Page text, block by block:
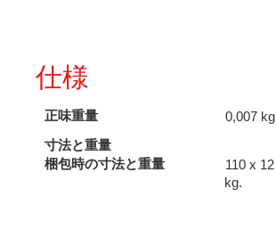
仕様
正味重量
0,007 kg
寸法と重量
梱包時の寸法と重量
110 x
kg.